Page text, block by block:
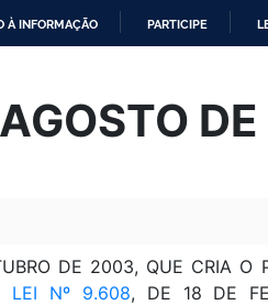
À INFORMAÇÃO PARTICIPE
DE 2003, QUE CRIA O
LEI Nº 9.608, DE 18 DE